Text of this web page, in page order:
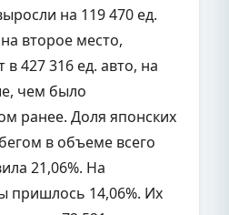
на 119 470 ед.
второе место,
в 427 316 ед. авто, на
чем было
ранее. Доля японских
в объеме всего
21,06%. На
пришлось 14,06%. Их